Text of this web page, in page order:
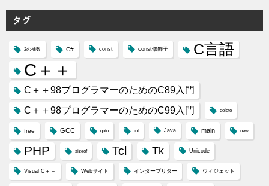
リ
ー
タグ
2の補数 C# const const修飾子 C言語
C＋＋
C＋＋98プログラマーのためのC89入門
C＋＋98プログラマーのためのC99入門
delete
free GCC goto int Java main new
PHP sizeof Tcl Tk Unicode
Visual C＋＋ Webサイト インタープリター ウィジェット